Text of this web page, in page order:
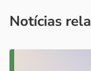
Notícias